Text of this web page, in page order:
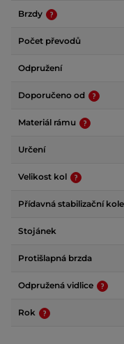
Brzdy
Počet převodů
Odpružení
Doporučeno od
Materiál rámu
Určení
Velikost kol
Přídavná stabilizační
Stojánek
Protišlapná brzda
Odpružená vidlice
Rok